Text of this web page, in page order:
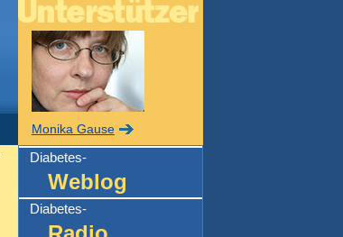
Monika Gause
Diabetes-
Weblog
Diabetes-